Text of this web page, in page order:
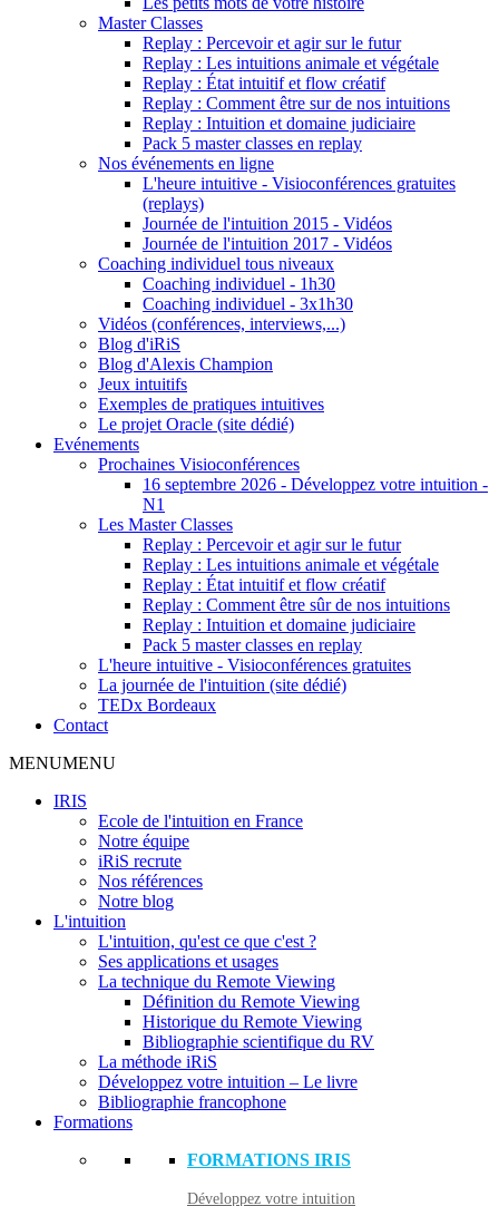
Master Classes
Replay : Percevoir et agir sur le futur
Replay : Les intuitions animale et végétale
Replay : État intuitif et flow créatif
Replay : Comment être sur de nos intuitions
Replay : Intuition et domaine judiciaire
Pack 5 master classes en replay
Nos événements en ligne
L'heure intuitive - Visioconférences gratuites
(replays)
Journée de l'intuition 2015 - Vidéos
Journée de l'intuition 2017 - Vidéos
Coaching individuel tous niveaux
Coaching individuel - 1h30
Coaching individuel - 3x1h30
Vidéos (conférences, interviews,...)
Blog d'iRiS
Blog d'Alexis Champion
Jeux intuitifs
Exemples de pratiques intuitives
Le projet Oracle (site dédié)
Evénements
Prochaines Visioconférences
16 septembre 2026 - Développez votre intuition -
N1
Les Master Classes
Replay : Percevoir et agir sur le futur
Replay : Les intuitions animale et végétale
Replay : État intuitif et flow créatif
Replay : Comment être sûr de nos intuitions
Replay : Intuition et domaine judiciaire
Pack 5 master classes en replay
L'heure intuitive - Visioconférences gratuites
La journée de l'intuition (site dédié)
TEDx Bordeaux
Contact
MENUMENU
IRIS
Ecole de l'intuition en France
Notre équipe
iRiS recrute
Nos références
Notre blog
L'intuition
L'intuition, qu'est ce que c'est ?
Ses applications et usages
La technique du Remote Viewing
Définition du Remote Viewing
Historique du Remote Viewing
Bibliographie scientifique du RV
La méthode iRiS
Développez votre intuition – Le livre
Bibliographie francophone
Formations
FORMATIONS IRIS
Développez votre intuition